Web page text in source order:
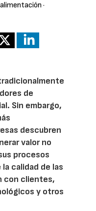
·
de
Sin embargo,
descubren
valor no
procesos
calidad de las
con clientes,
y otros